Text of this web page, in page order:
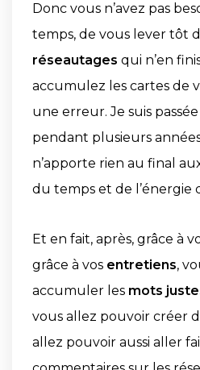
Donc vous n’avez pas
temps, de vous lever tôt
réseautages qui n’en
accumulez les cartes de
une erreur. Je suis passée
pendant plusieurs
n’apporte rien au final
du temps et de l’énergie
Et en fait, après, grâce à
grâce à vos entretiens,
accumuler les mots
vous allez pouvoir créer
allez pouvoir aussi aller